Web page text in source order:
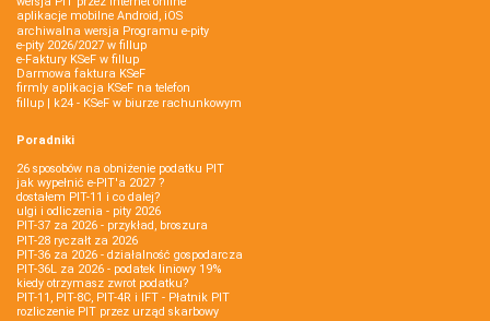
aplikacje mobilne Android, iOS
archiwalna wersja Programu e-pity
e-pity 2026/2027 w fillup
e‑Faktury KSeF w fillup
Darmowa faktura KSeF
firmly aplikacja KSeF na telefon
fillup | k24 - KSeF w biurze rachunkowym
Poradniki
26 sposobów na obniżenie podatku PIT
jak wypełnić e-PIT'a 2027 ?
dostałem PIT-11 i co dalej?
ulgi i odliczenia - pity 2026
PIT-37 za 2026 - przykład, broszura
PIT-28 ryczałt za 2026
PIT-36 za 2026 - działalność gospodarcza
PIT-36L za 2026 - podatek liniowy 19%
kiedy otrzymasz zwrot podatku?
PIT-11, PIT-8C, PIT-4R i IFT - Płatnik PIT
rozliczenie PIT przez urząd skarbowy